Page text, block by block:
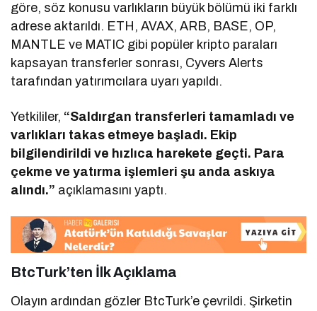
göre, söz konusu varlıkların büyük bölümü iki farklı
adrese aktarıldı. ETH, AVAX, ARB, BASE, OP,
MANTLE ve MATIC gibi popüler kripto paraları
kapsayan transferler sonrası, Cyvers Alerts
tarafından yatırımcılara uyarı yapıldı.
Yetkililer, “Saldırgan transferleri tamamladı ve
varlıkları takas etmeye başladı. Ekip
bilgilendirildi ve hızlıca harekete geçti. Para
çekme ve yatırma işlemleri şu anda askıya
alındı.” açıklamasını yaptı.
BtcTurk’ten İlk Açıklama
Olayın ardından gözler BtcTurk’e çevrildi. Şirketin